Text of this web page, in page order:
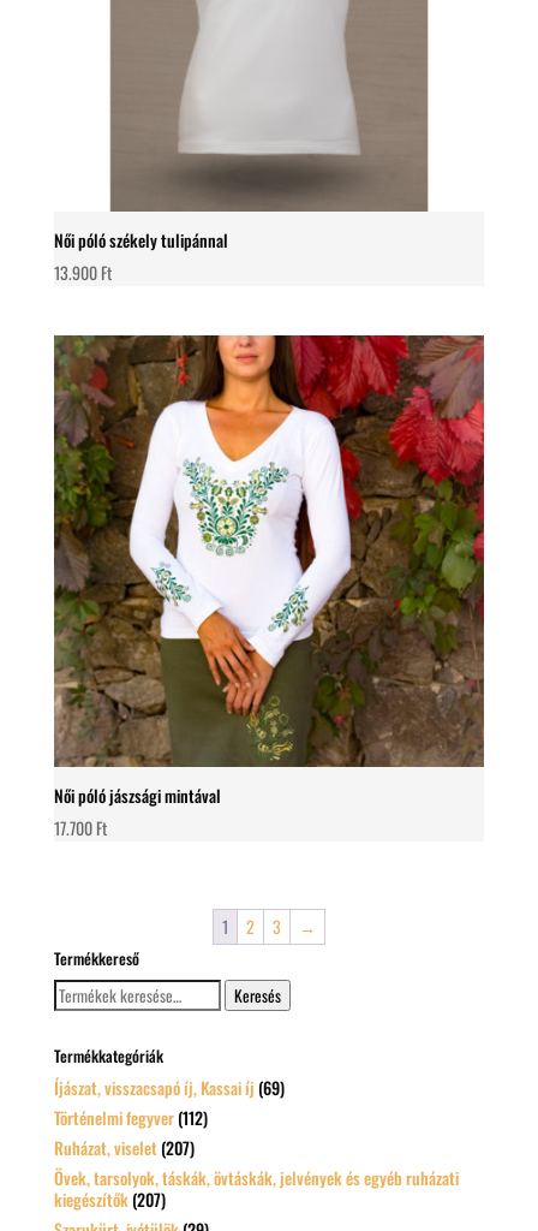
Női póló székely tulipánnal
13.900Ft
Női póló jászsági mintával
17.700Ft
1 2 3 →
Termékkereső
Keresés
a
Keresés
Termékkategóriák
Íjászat, visszacsapó íj, Kassai íj (69)
Történelmi fegyver (112)
Ruházat, viselet (207)
Övek, tarsolyok, táskák, övtáskák, jelvények és egyéb ruházati
kiegészítők (207)